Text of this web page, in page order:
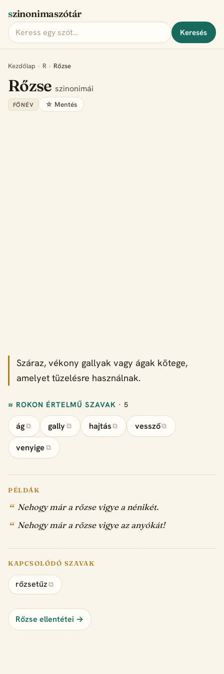
szinonimaszótár
Keresés
Kezdőlap › R › Rőzse
Rőzseszinonimái
FŐNÉV ☆ Mentés
Száraz, vékony gallyak vagy ágak kötege,
amelyet tüzelésre használnak.
≈ ROKON ÉRTELMŰ SZAVAK · 5
ág ⧉ gally ⧉ hajtás ⧉ vessző⧉
venyige ⧉
PÉLDÁK
Nehogy már a rőzse vigye a nénikét.
Nehogy már a rőzse vigye az anyókát!
KAPCSOLÓDÓ SZAVAK
rőzsetűz ⧉
Rőzse ellentétei →